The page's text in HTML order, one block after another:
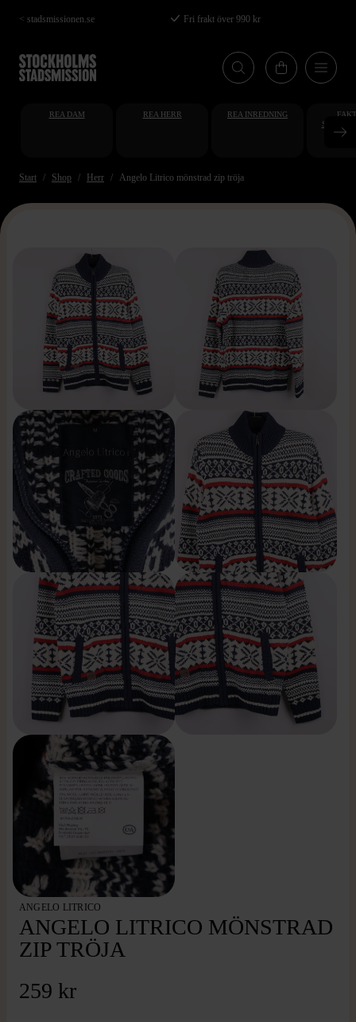
Hoppa
till
huvudinnehåll
< stadsmissionen.se Fri frakt över 990 kr
REA DAM REA HERR REA INREDNING
Start Shop Herr Angelo Litrico mönstrad zip tröja
ANGELO LITRICO
ANGELO LITRICO MÖNSTRAD
ZIP TRÖJA
259 kr